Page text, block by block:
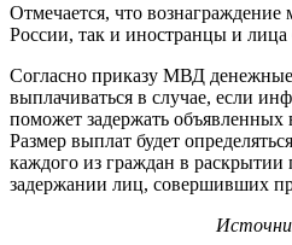
Отмечается, что вознаграждение
России, так и иностранцы и лица
Согласно приказу МВД денежные
выплачиваться в случае, если
поможет задержать объявленных
Размер выплат будет
каждого из граждан в
задержании лиц, совершивших